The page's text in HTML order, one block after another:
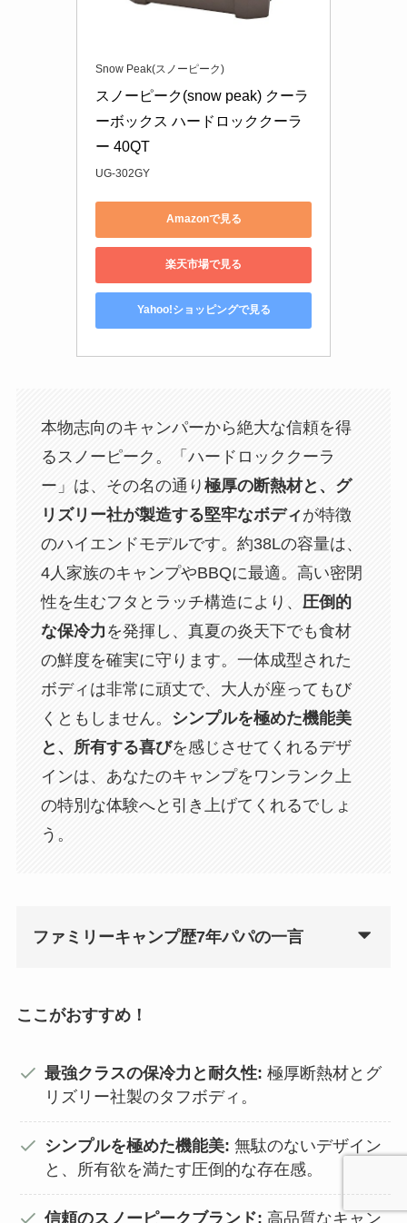
Snow Peak(スノーピーク)
スノーピーク(snow peak) クーラ
ーボックス ハードロッククーラ
ー 40QT
UG-302GY
Amazonで見る
楽天市場で見る
Yahoo!ショッピングで見る
本物志向のキャンパーから絶大な信頼を得
るスノーピーク。「ハードロッククーラ
ー」は、その名の通り 極厚の断熱材と、グ
リズリー社が製造する堅牢なボディが特徴
のハイエンドモデルです。約38Lの容量は、
4人家族のキャンプやBBQに最適。高い密閉
性を生むフタとラッチ構造により、 圧倒的
な保冷力 を発揮し、真夏の炎天下でも食材
の鮮度を確実に守ります。一体成型された
ボディは非常に頑丈で、大人が座ってもび
くともしません。
シンプルを極めた機能美
と、所有する喜びを感じさせてくれるデザ
インは、あなたのキャンプをワンランク上
の特別な体験へと引き上げてくれるでしょ
う。
ファミリーキャンプ歴7年パパの一言
ここがおすすめ！
最強クラスの保冷力と耐久性: 極厚断熱材とグ
リズリー社製のタフボディ。
シンプルを極めた機能美: 無駄のないデザイン
と、所有欲を満たす圧倒的な存在感。
信頼のスノーピークブランド: 高品質なキャン